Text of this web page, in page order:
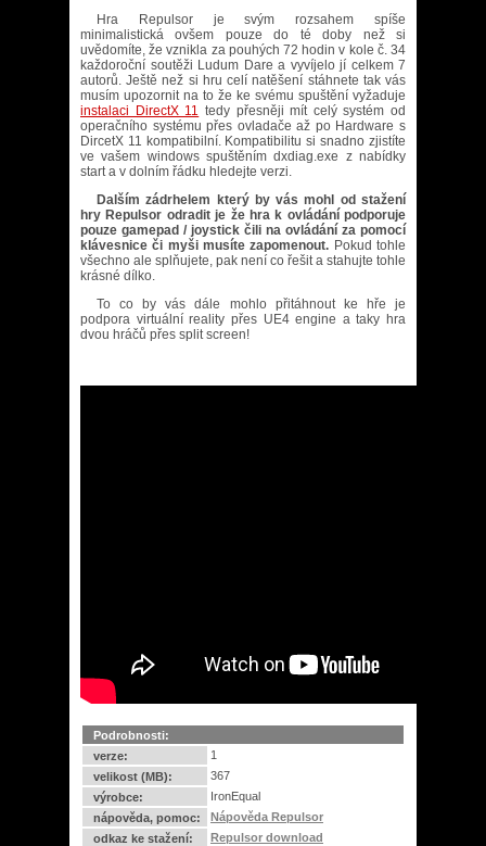
Hra Repulsor je svým rozsahem spíše
minimalistická ovšem pouze do té doby než si
uvědomíte, že vznikla za pouhých 72 hodin v kole č. 34
každoroční soutěži Ludum Dare a vyvíjelo jí celkem 7
autorů. Ještě než si hru celí natěšení stáhnete tak vás
musím upozornit na to že ke svému spuštění vyžaduje
instalaci DirectX 11 tedy přesněji mít celý systém od
operačního systému přes ovladače až po Hardware s
DircetX 11 kompatibilní. Kompatibilitu si snadno zjistíte
ve vašem windows spuštěním dxdiag.exe z nabídky
start a v dolním řádku hledejte verzi.
Dalším zádrhelem který by vás mohl od stažení
hry Repulsor odradit je že hra k ovládání podporuje
pouze gamepad / joystick čili na ovládání za pomocí
klávesnice či myši musíte zapomenout. Pokud tohle
všechno ale splňujete, pak není co řešit a stahujte tohle
krásné dílko.
To co by vás dále mohlo přitáhnout ke hře je
podpora virtuální reality přes UE4 engine a taky hra
dvou hráčů přes split screen!
Podrobnosti:
verze:
1
velikost (MB):
367
výrobce:
IronEqual
nápověda, pomoc:
Nápověda Repulsor
odkaz ke stažení:
Repulsor download